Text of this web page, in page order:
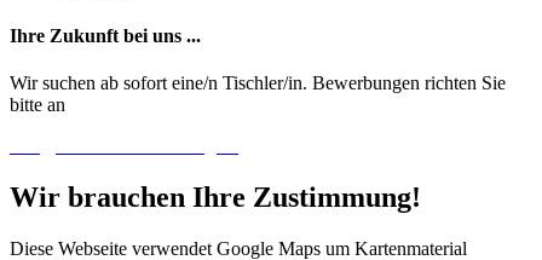
Ihre Zukunft bei uns ...
Wir suchen ab sofort eine/n Tischler/in. Bewerbungen richten Sie
bitte an
Wir brauchen Ihre Zustimmung!
Diese Webseite verwendet Google Maps um Kartenmaterial